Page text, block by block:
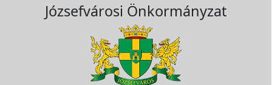
Józsefvárosi Önkormányzat